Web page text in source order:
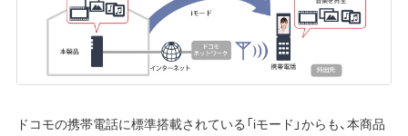
ドコモの携帯電話に標準搭載されている「iモード」からも、本商品